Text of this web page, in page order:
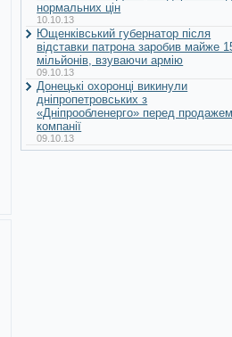
нормальних цін
10.10.13
Ющенківський губернатор після
відставки патрона заробив майже
мільйонів, взуваючи армію
09.10.13
Донецькі охоронці викинули
дніпропетровських з
«Дніпрообленерго» перед продажем
компанії
09.10.13